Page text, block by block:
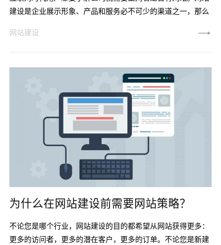
建设是企业展示形象、产品和服务必不可少的渠道之一，那么
本流程到底是什么？
网站建设
为什么在网站建设前需要网站策略？
不论您是哪个行业，网站建设的目的都希望从网站获得更多：
更多的访问者，更多的潜在客户，更多的订单。不论您是新建